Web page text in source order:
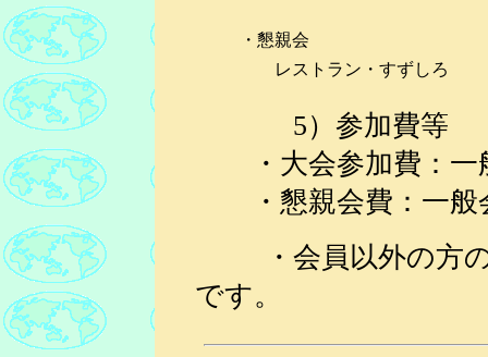
・懇親会
レストラン・すずしろ
5）参加費等
・ 大会参加費：一
・懇親会費：一般
・会員以外の方の
です。